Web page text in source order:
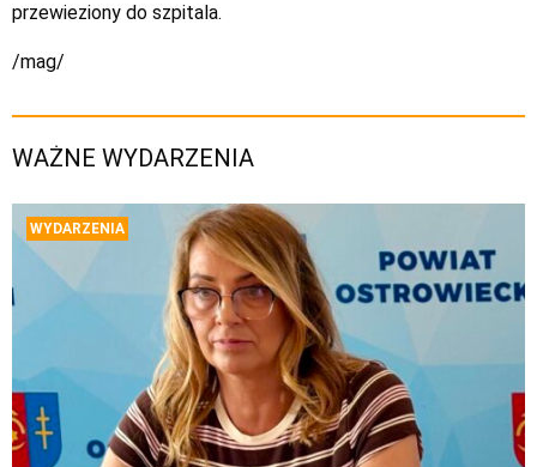
przewieziony do szpitala.
/mag/
WAŻNE WYDARZENIA
WYDARZENIA